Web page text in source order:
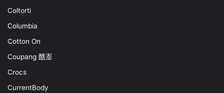
Coltorti
Columbia
Cotton On
Coupang 酷澎
Crocs
CurrentBody